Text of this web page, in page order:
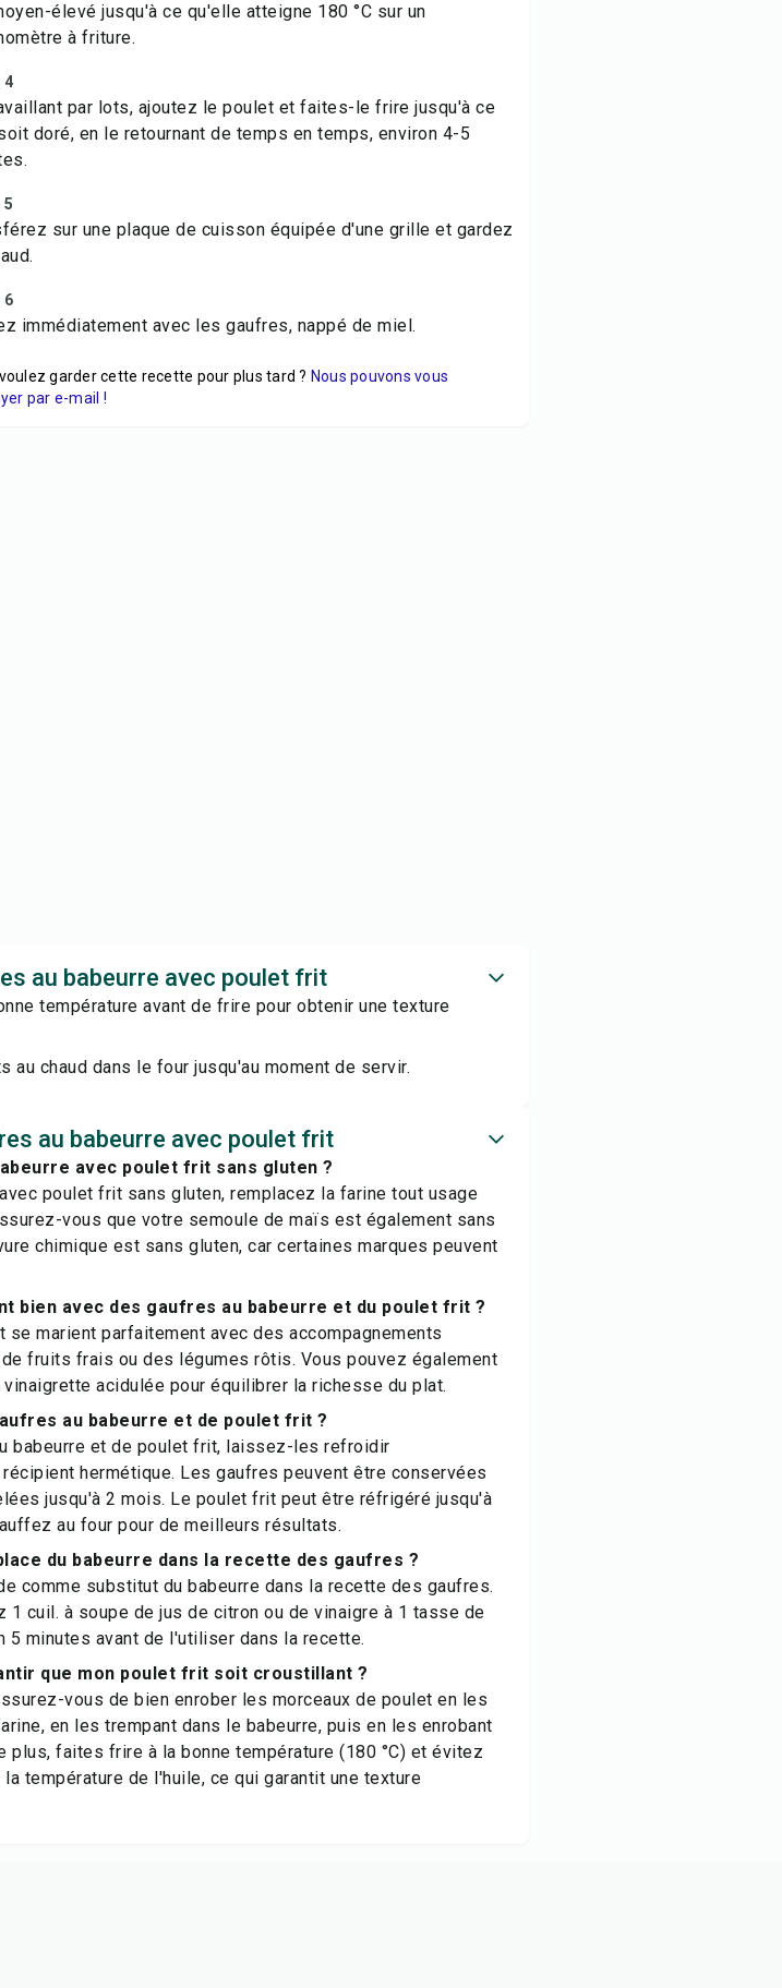
élevé jusqu'à ce qu'elle atteigne 180 °C sur un
à friture.
4
par lots, ajoutez le poulet et faites-le frire jusqu'à ce
doré, en le retournant de temps en temps, environ 4-5
5
sur une plaque de cuisson équipée d'une grille et gardez
6
immédiatement avec les gaufres, nappé de miel.
garder cette recette pour plus tard ? Nous pouvons vous
par e-mail !
au babeurre avec poulet frit
température avant de frire pour obtenir une texture
chaud dans le four jusqu'au moment de servir.
au babeurre avec poulet frit
avec poulet frit sans gluten ?
poulet frit sans gluten, remplacez la farine tout usage
vous que votre semoule de maïs est également sans
chimique est sans gluten, car certaines marques peuvent
bien avec des gaufres au babeurre et du poulet frit ?
marient parfaitement avec des accompagnements
fruits frais ou des légumes rôtis. Vous pouvez également
acidulée pour équilibrer la richesse du plat.
au babeurre et de poulet frit ?
babeurre et de poulet frit, laissez-les refroidir
hermétique. Les gaufres peuvent être conservées
jusqu'à 2 mois. Le poulet frit peut être réfrigéré jusqu'à
au four pour de meilleurs résultats.
du babeurre dans la recette des gaufres ?
comme substitut du babeurre dans la recette des gaufres.
1 cuil. à soupe de jus de citron ou de vinaigre à 1 tasse de
minutes avant de l'utiliser dans la recette.
que mon poulet frit soit croustillant ?
vous de bien enrober les morceaux de poulet en les
en les trempant dans le babeurre, puis en les enrobant
plus, faites frire à la bonne température (180 °C) et évitez
température de l'huile, ce qui garantit une texture